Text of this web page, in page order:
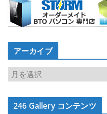
アーカイブ
ア
ー
カ
イ246 Gallery コンテンツ